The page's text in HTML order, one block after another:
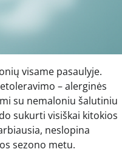
visame pasaulyje.
– alerginės
su nemaloniu šalutiniu
sukurti visiškai kitokios
neslopina
sezono metu.